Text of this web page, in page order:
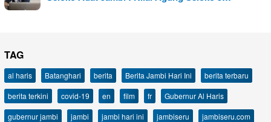
TAG
al haris Batanghari berita Berita Jambi Hari Ini
berita terbaru
berita terkini
covid-19 en film fr
Gubernur Al Haris
gubernur jambi
jambi jambi hari ini jambiseru
jambiseru.com